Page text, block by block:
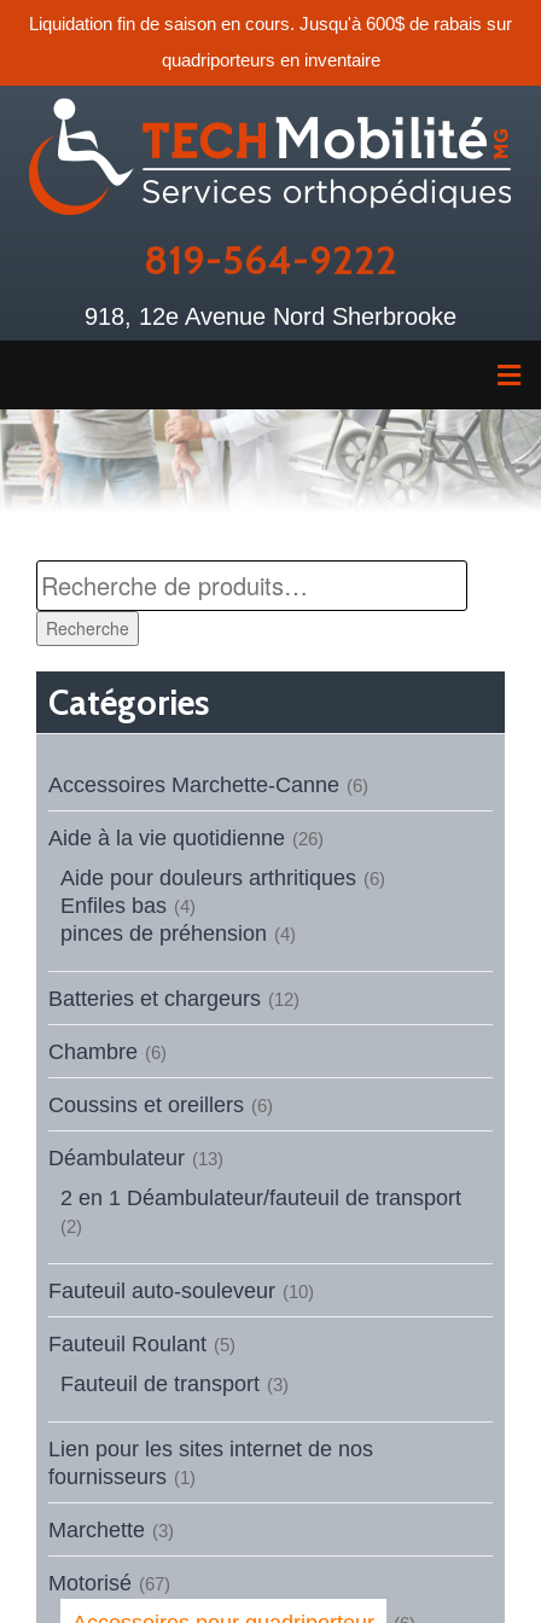
Liquidation fin de saison en cours. Jusqu'à 600$ de rabais sur
quadriporteurs en inventaire
819-564-9222
918, 12e Avenue Nord Sherbrooke
Recherche
Catégories
Accessoires Marchette-Canne (6)
Aide à la vie quotidienne (26)
Aide pour douleurs arthritiques (6)
Enfiles bas (4)
pinces de préhension (4)
Batteries et chargeurs (12)
Chambre (6)
Coussins et oreillers (6)
Déambulateur (13)
2 en 1 Déambulateur/fauteuil de transport
(2)
Fauteuil auto-souleveur (10)
Fauteuil Roulant (5)
Fauteuil de transport (3)
Lien pour les sites internet de nos
fournisseurs (1)
Marchette (3)
Motorisé (67)